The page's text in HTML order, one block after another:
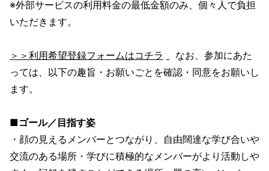
※外部サービスの利用料金の最低金額のみ、個々人で負担
いただきます。
＞＞利用希望登録フォームはコチラ
なお、参加にあた
っては、以下の趣旨・お願いごとを確認・同意をお願いし
ます。
■ゴール／目指す姿
・顔の見えるメンバーとつながり、自由闊達な学び合いや
交流のある場所・学びに積極的なメンバーがより活動しや